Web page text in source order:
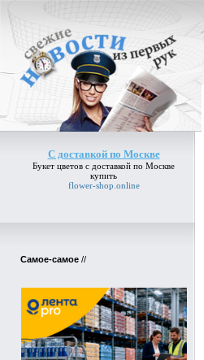
С доставкой по Москве
Букет цветов с доставкой по Москве
купить
flower-shop.online
Самое-самое //